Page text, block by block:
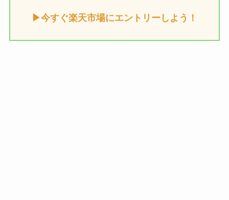
▶今すぐ楽天市場にエントリーしよう！